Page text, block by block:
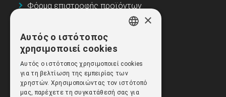
Φόρμα επιστροφής προϊόντων
Επικοινωνήστε μαζί μας
×
Αυτός ο ιστότοπος
χρησιμοποιεί cookies
Αυτός ο ιστότοπος χρησιμοποιεί cookies
για τη βελτίωση της εμπειρίας των
χρηστών. Χρησιμοποιώντας τον ιστότοπό
μας, παρέχετε τη συγκατάθεσή σας για